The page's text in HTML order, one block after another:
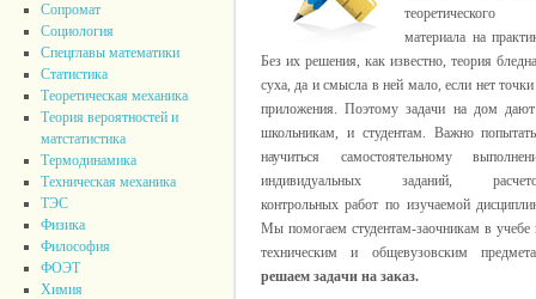
Сопромат
Социология
Спецглавы математики
Статистика
Теоретическая механика
Теория вероятностей и
матстатистика
Термодинамика
Техническая механика
ТЭС
Физика
Философия
ФОЭТ
Химия
теоретического
материала на
Без их решения, как известно, теория
суха, да и смысла в ней мало, если нет точки
приложения. Поэтому задачи на дом
школьникам, и студентам. Важно
научиться самостоятельному
индивидуальных заданий,
контрольных работ по изучаемой
Мы помогаем студентам-заочникам в учебе
техническим и общевузовским
решаем задачи на заказ.